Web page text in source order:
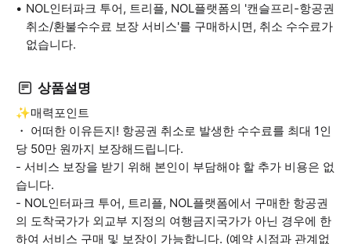
NOL인터파크 투어, 트리플, NOL플랫폼의 '캔슬프리-항공권
취소/환불수수료 보장 서비스'를 구매하시면, 취소 수수료가
없습니다.
상품설명
✨매력포인트
・ 어떠한 이유든지! 항공권 취소로 발생한 수수료를 최대 1인
당 50만 원까지 보장해드립니다.
- 서비스 보장을 받기 위해 본인이 부담해야 할 추가 비용은 없
습니다.
- NOL인터파크 투어, 트리플, NOL플랫폼에서 구매한 항공권
의 도착국가가 외교부 지정의 여행금지국가가 아닌 경우에 한
하여 서비스 구매 및 보장이 가능합니다. (예약 시점과 관계없